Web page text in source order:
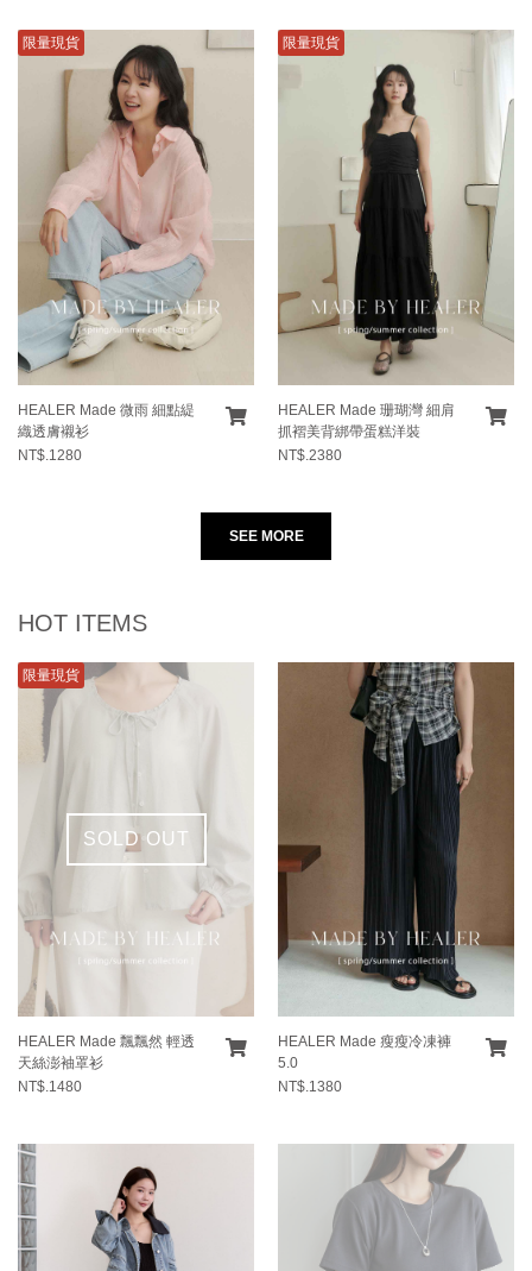
限量現貨
HEALER Made 微雨 細點緹
織透膚襯衫
NT$.1280
限量現貨
HEALER Made 珊瑚灣 細肩
抓褶美背綁帶蛋糕洋裝
NT$.2380
SEE MORE
HOT ITEMS
SOLD OUT
限量現貨
HEALER Made 飄飄然 輕透
天絲澎袖罩衫
NT$.1480
HEALER Made 瘦瘦冷凍褲
5.0
NT$.1380